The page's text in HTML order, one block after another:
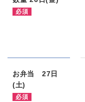
必須
お弁当 27日
(土)
必須